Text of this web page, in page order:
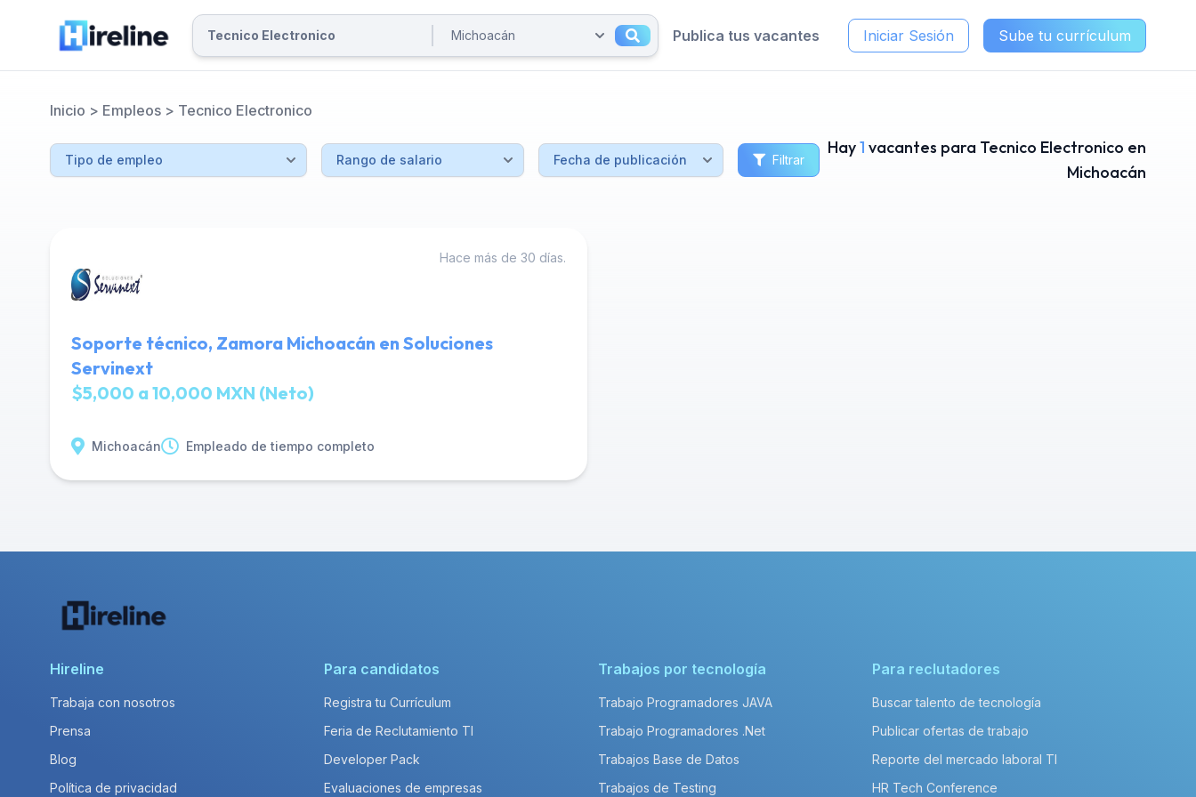
Publica tus vacantes Iniciar Sesión Sube tu currículum
Inicio > Empleos > Tecnico Electronico
Filtrar
Hay1 vacantes para Tecnico Electronico en
Michoacán
Hace más de 30 días.
Soporte técnico, Zamora Michoacán en Soluciones
Servinext
$5,000 a 10,000 MXN (Neto)
Michoacán Empleado de tiempo completo
Hireline
Trabaja con nosotros
Prensa
Blog
Política de privacidad
Para candidatos
Registra tu Currículum
Feria de Reclutamiento TI
Developer Pack
Evaluaciones de empresas
Trabajos por tecnología
Trabajo Programadores JAVA
Trabajo Programadores .Net
Trabajos Base de Datos
Trabajos de Testing
Para reclutadores
Buscar talento de tecnología
Publicar ofertas de trabajo
Reporte del mercado laboral TI
HR Tech Conference